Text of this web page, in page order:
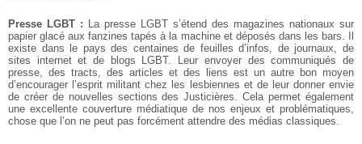
Presse LGBT : La presse LGBT s’étend des magazines nationaux sur
papier glacé aux fanzines tapés à la machine et déposés dans les bars. Il
existe dans le pays des centaines de feuilles d’infos, de journaux, de
sites internet et de blogs LGBT. Leur envoyer des communiqués de
presse, des tracts, des articles et des liens est un autre bon moyen
d’encourager l’esprit militant chez les lesbiennes et de leur donner envie
de créer de nouvelles sections des Justicières. Cela permet également
une excellente couverture médiatique de nos enjeux et problématiques,
chose que l’on ne peut pas forcément attendre des médias classiques.